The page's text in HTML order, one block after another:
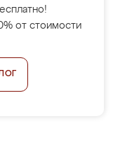
от стоимости